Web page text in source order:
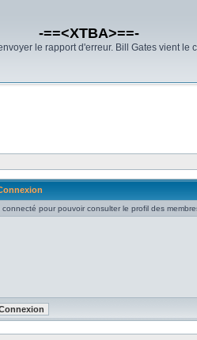
-==<XTBA>==-
le rapport d'erreur. Bill Gates vient le
pour pouvoir consulter le profil des